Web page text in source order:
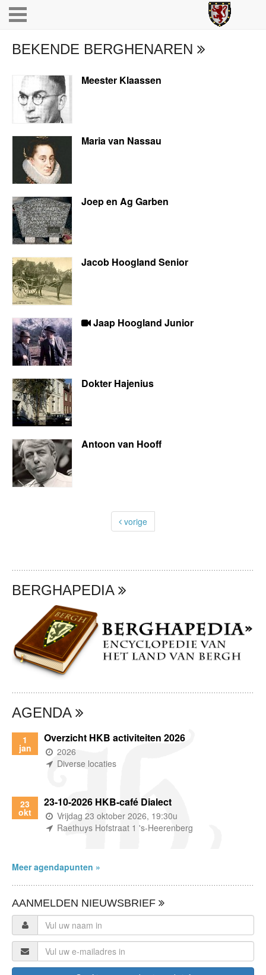
BEKENDE BERGHENAREN
Meester Klaassen
Maria van Nassau
Joep en Ag Garben
Jacob Hoogland Senior
Jaap Hoogland Junior
Dokter Hajenius
Antoon van Hooff
vorige
BERGHAPEDIA
AGENDA
1
jan
Overzicht HKB activiteiten 2026
(wanneer)
2026
(waar)
Diverse locaties
23
okt
23-10-2026 HKB-café Dialect
(wanneer)
Vrijdag 23 oktober 2026, 19:30u
(waar)
Raethuys Hofstraat 1 's-Heerenberg
Meer agendapunten »
AANMELDEN NIEUWSBRIEF